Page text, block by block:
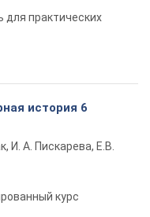
для практических
история 6
И. А. Пискарева, Е.В.
курс